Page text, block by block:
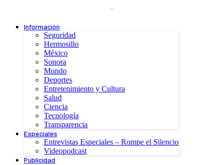
.
Información
Seguridad
Hermosillo
México
Sonora
Mundo
Deportes
Entretenimiento y Cultura
Salud
Ciencia
Tecnología
Transparencia
Especiales
Entrevistas Especiales – Rompe el Silencio
Videopodcast
Publicidad